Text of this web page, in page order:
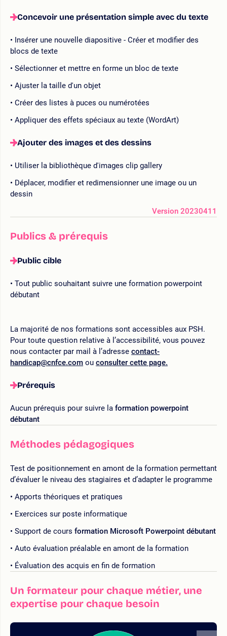
Concevoir une présentation simple avec du texte
Insérer une nouvelle diapositive - Créer et modifier des
blocs de texte
Sélectionner et mettre en forme un bloc de texte
Ajuster la taille d'un objet
Créer des listes à puces ou numérotées
Appliquer des effets spéciaux au texte (WordArt)
Ajouter des images et des dessins
Utiliser la bibliothèque d'images clip gallery
Déplacer, modifier et redimensionner une image ou un
dessin
Version 20230411
Publics & prérequis
Public cible
Tout public souhaitant suivre une formation powerpoint
débutant
La majorité de nos formations sont accessibles aux PSH.
Pour toute question relative à l’accessibilité, vous pouvez
nous contacter par mail à l’adresse contact-
handicap@cnfce.com ou consulter cette page.
Prérequis
Aucun prérequis pour suivre la formation powerpoint
débutant
Méthodes pédagogiques
Test de positionnement en amont de la formation permettant
d’évaluer le niveau des stagiaires et d’adapter le programme
Apports théoriques et pratiques
Exercices sur poste informatique
Support de cours formation Microsoft Powerpoint débutant
Auto évaluation préalable en amont de la formation
Évaluation des acquis en fin de formation
Un formateur pour chaque métier, une
expertise pour chaque besoin